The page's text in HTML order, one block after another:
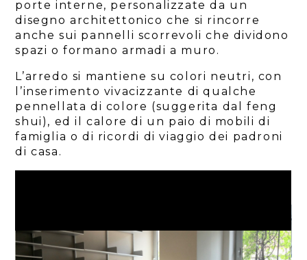
CONTATTI
porte interne, personalizzate da un
disegno architettonico che si rincorre
anche sui pannelli scorrevoli che dividono
spazi o formano armadi a muro.
L’arredo si mantiene su colori neutri, con
l’inserimento vivacizzante di qualche
pennellata di colore (suggerita dal feng
shui), ed il calore di un paio di mobili di
famiglia o di ricordi di viaggio dei padroni
di casa.